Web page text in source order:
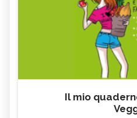
Il mio